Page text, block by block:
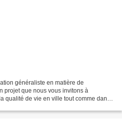
généraliste en matière de
projet que nous vous invitons à
qualité de vie en ville tout comme dans